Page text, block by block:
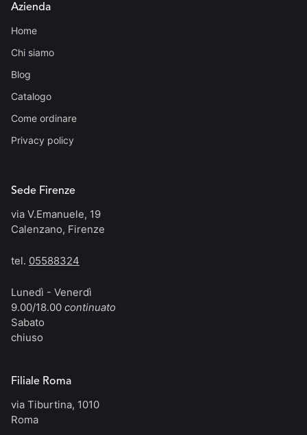
Azienda
Home
Chi siamo
Blog
Catalogo
Come ordinare
Privacy policy
Sede Firenze
via V.Emanuele, 19
Calenzano, Firenze
tel. 05588324
Lunedì - Venerdì
9.00/18.00 continuato
Sabato
chiuso
Filiale Roma
via Tiburtina, 1010
Roma